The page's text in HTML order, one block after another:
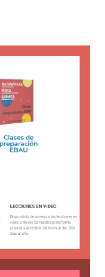
según